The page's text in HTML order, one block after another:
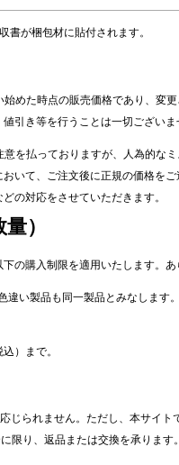
書が梱包材に貼付されます。
めた時点の販売価格であり、変
引き等を行うことは一切ございま
を払っておりますが、人為的な
いて、ご注文後に正規の価格を
の対応をさせていただきます。
）
の購入制限を適用いたします。あ
違い製品も同一製品とみなしま
）まで。
じられません。ただし、本サイ
限り、返品または交換を承ります。